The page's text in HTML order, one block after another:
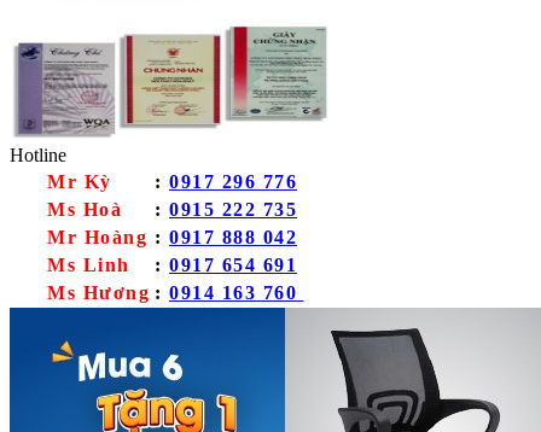
Hotline
Mr Kỳ
: 0917 296 776
Ms Hoà
: 0915 222 735
Mr Hoàng : 0917 888 042
Ms Linh
: 0917 654 691
Ms Hương : 0914 163 760